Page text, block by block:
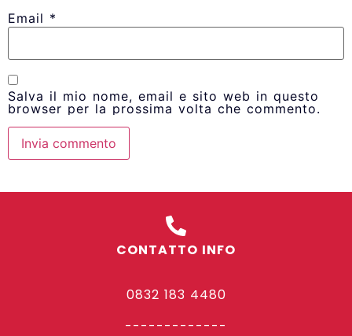
Email *
Salva il mio nome, email e sito web in questo
browser per la prossima volta che commento.
CONTATTO INFO
0832 183 4480
-------------